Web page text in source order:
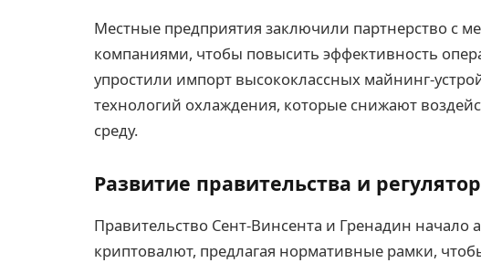
Местные предприятия заключили партнерство с
компаниями, чтобы повысить эффективность
упростили импорт высококлассных майнинг-
технологий охлаждения, которые снижают
среду.
Развитие правительства и
Правительство Сент-Винсента и Гренадин начало
криптовалют, предлагая нормативные рамки,